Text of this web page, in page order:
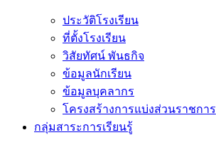
ประวัติโรงเรียน
ที่ตั้งโรงเรียน
วิสัยทัศน์ พันธกิจ
ข้อมูลนักเรียน
ข้อมูลบุคลากร
โครงสร้างการแบ่งส่วนราชการ
กลุ่มสาระการเรียนรู้